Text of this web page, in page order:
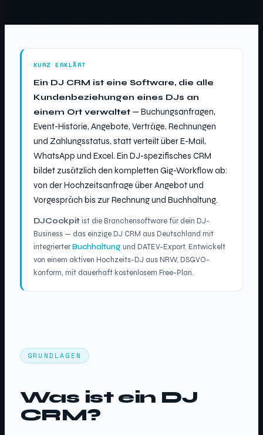
KURZ ERKLÄRT
Ein DJ CRM ist eine Software, die alle
Kundenbeziehungen eines DJs an
einem Ort verwaltet— Buchungsanfragen,
Event-Historie, Angebote, Verträge, Rechnungen
und Zahlungsstatus, statt verteilt über E-Mail,
WhatsApp und Excel. Ein DJ-spezifisches CRM
bildet zusätzlich den kompletten Gig-Workflow ab:
von der Hochzeitsanfrage über Angebot und
Vorgespräch bis zur Rechnung und Buchhaltung.
DJCockpitist die Branchensoftware für dein DJ-
Business — das einzige DJ CRM aus Deutschland mit
integrierterBuchhaltungund DATEV-Export. Entwickelt
von einem aktiven Hochzeits-DJ aus NRW, DSGVO-
konform, mit dauerhaft kostenlosem Free-Plan.
GRUNDLAGEN
Was ist ein DJ
CRM?